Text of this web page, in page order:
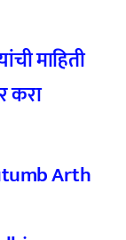
माहिती
करा
Arth